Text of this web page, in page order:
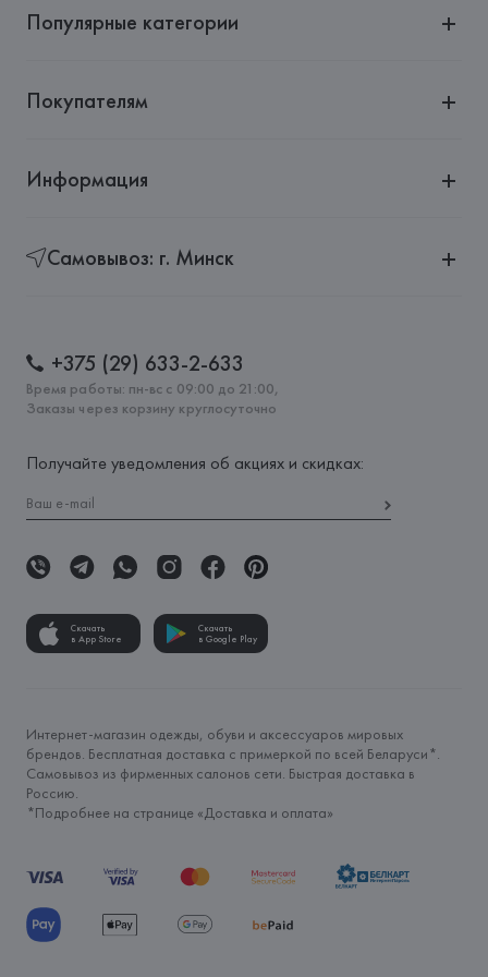
Популярные категории
Покупателям
Информация
Самовывоз: г. Минск
+375 (29) 633-2-633
Время работы: пн-вс с 09:00 до 21:00,
Заказы через корзину круглосуточно
Получайте уведомления об акциях и скидках:
Скачать
в App Store
Скачать
в Google Play
Интернет-магазин одежды, обуви и аксессуаров мировых
брендов. Бесплатная доставка с примеркой по всей Беларуси*.
Самовывоз из фирменных салонов сети. Быстрая доставка в
Россию.
*Подробнее на странице «Доставка и оплата»